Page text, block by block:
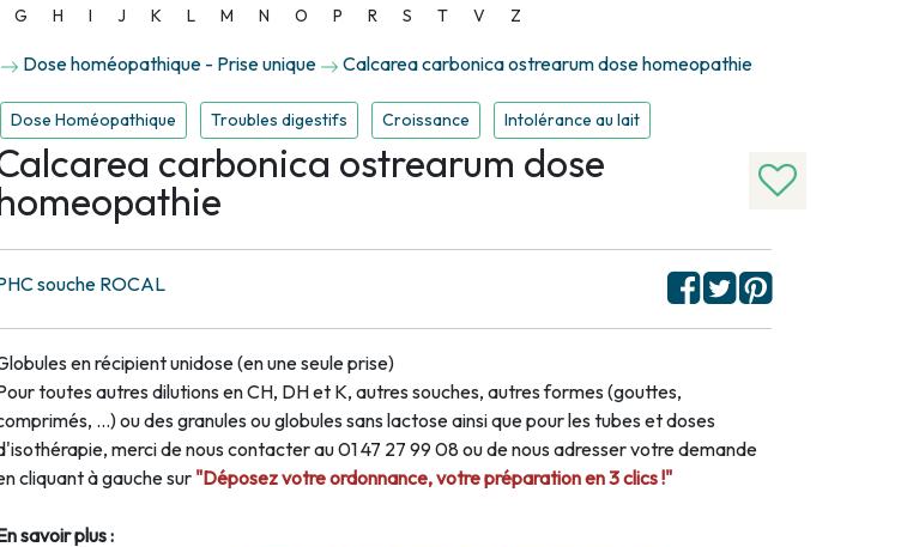
G H I J K L M N O P R S T V Z
Dose homéopathique - Prise unique Calcarea carbonica ostrearum dose homeopathie
Dose Homéopathique Troubles digestifs Croissance Intolérance au lait
carbonica ostrearum dose
souche ROCAL
en récipient unidose (en une seule prise)
toutes autres dilutions en CH, DH et K, autres souches, autres formes (gouttes,
…) ou des granules ou globules sans lactose ainsi que pour les tubes et doses
merci de nous contacter au 01 47 27 99 08 ou de nous adresser votre demande
cliquant à gauche sur "Déposez votre ordonnance, votre préparation en 3 clics !"
savoir plus :